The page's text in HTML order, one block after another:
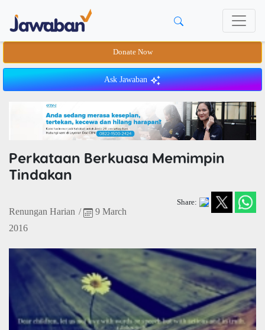
Donate Now
Ask Jawaban
Perkataan Berkuasa Memimpin
Tindakan
Renungan Harian /
9 March
2016
Share: